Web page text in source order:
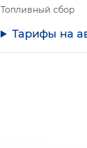
Топливный сбор
Тарифы на